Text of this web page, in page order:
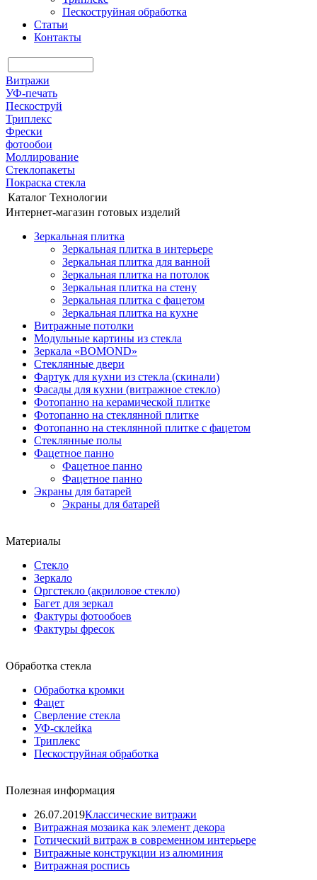
Пескоструйная обработка
Статьи
Контакты
Витражи
УФ-печать
Пескоструй
Триплекс
Фрески
фотообои
Моллирование
Стеклопакеты
Покраска стекла
Каталог Технологии
Интернет-магазин готовых изделий
Зеркальная плитка
Зеркальная плитка в интерьере
Зеркальная плитка для ванной
Зеркальная плитка на потолок
Зеркальная плитка на стену
Зеркальная плитка с фацетом
Зеркальная плитка на кухне
Витражные потолки
Модульные картины из стекла
Зеркала «BOMOND»
Стеклянные двери
Фартук для кухни из стекла (скинали)
Фасады для кухни (витражное стекло)
Фотопанно на керамической плитке
Фотопанно на стеклянной плитке
Фотопанно на стеклянной плитке с фацетом
Стеклянные полы
Фацетное панно
Фацетное панно
Фацетное панно
Экраны для батарей
Экраны для батарей
Материалы
Стекло
Зеркало
Оргстекло (акриловое стекло)
Багет для зеркал
Фактуры фотообоев
Фактуры фресок
Обработка стекла
Обработка кромки
Фацет
Сверление стекла
УФ-склейка
Триплекс
Пескоструйная обработка
Полезная информация
26.07.2019Классические витражи
Витражная мозаика как элемент декора
Готический витраж в современном интерьере
Витражные конструкции из алюминия
Витражная роспись